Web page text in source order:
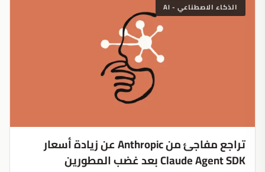
الذكاء الاصطناعي - AI
تراجع مفاجئ من Anthropic عن زيادة أسعار
Claude Agent SDK بعد غضب المطورين